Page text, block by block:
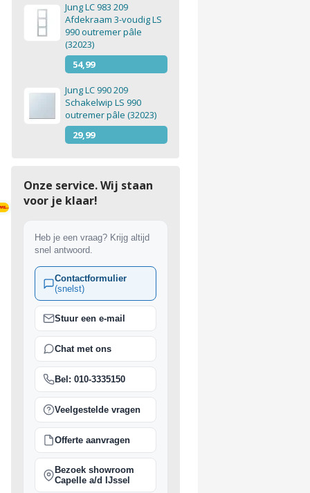
vanaf €150
Jung LC 983 209
Afdekraam 3-voudig LS
990 outremer pâle
(32023)
54,99
Jung LC 990 209
Schakelwip LS 990
outremer pâle (32023)
29,99
Onze service. Wij staan
voor je klaar!
Heb je een vraag? Krijg altijd
snel antwoord.
Contactformulier
(snelst)
Stuur een e-mail
Chat met ons
Bel: 010-3335150
Veelgestelde vragen
Offerte aanvragen
Bezoek showroom
Capelle a/d IJssel